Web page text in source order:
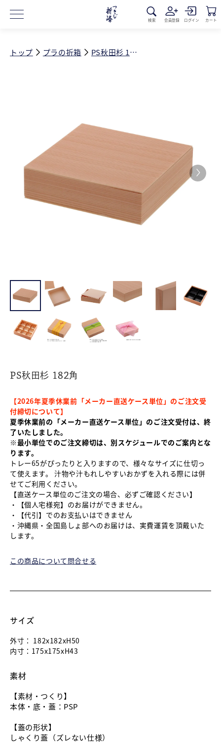
ンツに
進む
検索 会員登録 ログイン カート
トップ プラの折箱 PS秋田杉 182角
PS秋田杉 182角
【2026年夏季休業前「メーカー直送ケース単位」のご注文受
付締切について】
夏季休業前の「メーカー直送ケース単位」のご注文受付は、終
了いたしました。
※最小単位でのご注文締切は、別スケジュールでのご案内とな
ります。
トレー65がぴったりと入りますので、様々なサイズに仕切っ
て使えます。 汁物や汁もれしやすいおかずを入れる際には併
せてご利用ください。
【直送ケース単位のご注文の場合、必ずご確認ください】
・【個人宅様宛】のお届けができません。
・【代引】でのお支払いはできません
・沖縄県・全国島しょ部へのお届けは、実費運賃を頂戴いた
します。
この商品について問合せる
サイズ
外寸： 182x182xH50
内寸： 175x175xH43
素材
【素材・つくり】
本体・底・蓋：PSP
【蓋の形状】
しゃくり蓋（ズレない仕様）